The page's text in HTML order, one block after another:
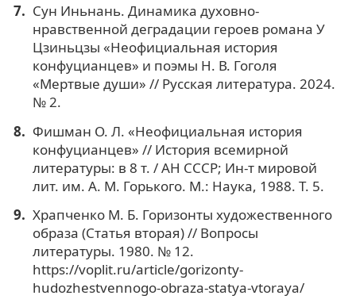
Сун Иньнань. Динамика духовно-
нравственной деградации героев романа У
Цзиньцзы «Неофициальная история
конфуцианцев» и поэмы Н. В. Гоголя
«Мертвые души» // Русская литература. 2024.
№ 2.
Фишман О. Л. «Неофициальная история
конфуцианцев» // История всемирной
литературы: в 8 т. / АН СССР; Ин-т мировой
лит. им. А. М. Горького. М.: Наука, 1988. Т. 5.
Храпченко М. Б. Горизонты художественного
образа (Статья вторая) // Вопросы
литературы. 1980. № 12.
https://voplit.ru/article/gorizonty-
hudozhestvennogo-obraza-statya-vtoraya/